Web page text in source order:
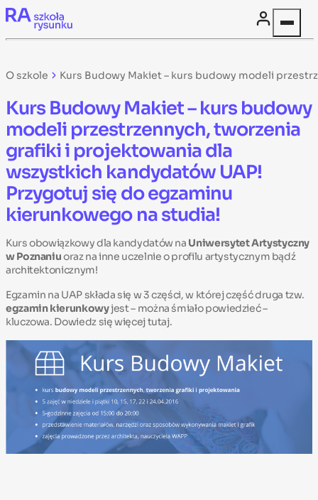
Skip to content
O szkole Kurs Budowy Makiet – kurs budowy modeli
Kurs Budowy Makiet – kurs budowy
modeli przestrzennych, tworzenia
grafiki i projektowania dla
wszystkich kandydatów UAP!
Przygotuj się do egzaminu
kierunkowego na studia!
Kurs obowiązkowy dla kandydatów na Uniwersytet Artystyczny
w Poznaniuoraz na inne uczelnie o profilu artystycznym bądź
architektonicznym!
Egzamin na UAP składa się w 3 części, w której część druga tzw.
egzamin kierunkowyjest – można śmiało powiedzieć –
kluczowa. Dowiedz się więcejtutaj.